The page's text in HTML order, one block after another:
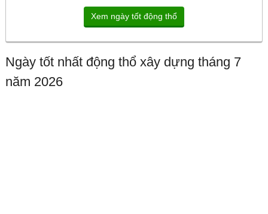
Ngày tốt nhất động thổ xây dựng tháng 7
năm 2026